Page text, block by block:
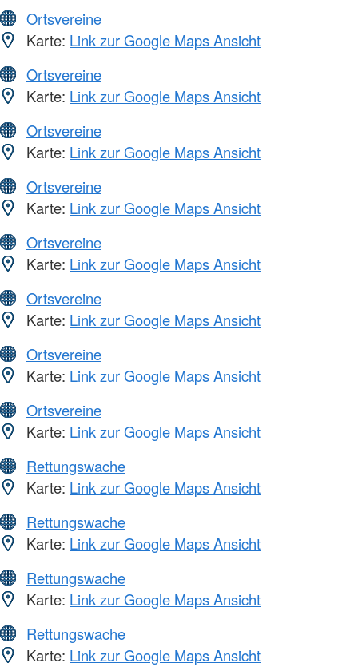
Ortsvereine
Karte: Link zur Google Maps Ansicht
Ortsvereine
Karte: Link zur Google Maps Ansicht
Ortsvereine
Karte: Link zur Google Maps Ansicht
Ortsvereine
Karte: Link zur Google Maps Ansicht
Ortsvereine
Karte: Link zur Google Maps Ansicht
Ortsvereine
Karte: Link zur Google Maps Ansicht
Ortsvereine
Karte: Link zur Google Maps Ansicht
Ortsvereine
Karte: Link zur Google Maps Ansicht
Rettungswache
Karte: Link zur Google Maps Ansicht
Rettungswache
Karte: Link zur Google Maps Ansicht
Rettungswache
Karte: Link zur Google Maps Ansicht
Rettungswache
Karte: Link zur Google Maps Ansicht